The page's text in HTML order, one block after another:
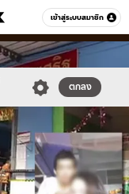
เข้าสู่ระบบสมาชิก
หมวดอื่นๆ
ตกลง